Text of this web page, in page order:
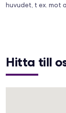
huvudet, t ex. mot
Hitta till